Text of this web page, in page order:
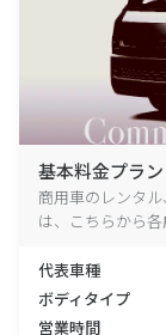
基本料金プラン
商用車のレンタ
は、こちらから各
代表車種
ボディタイプ
営業時間